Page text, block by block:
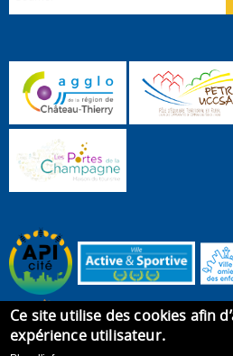
Ce site utilise des cookies afin
expérience utilisateur.